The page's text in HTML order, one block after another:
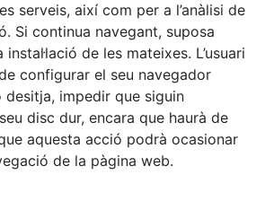
serveis, així com per a l’anàlisi de
Si continua navegant, suposa
de les mateixes. L’usuari
configurar el seu navegador
desitja, impedir que siguin
disc dur, encara que haurà de
aquesta acció podrà ocasionar
de la pàgina web.